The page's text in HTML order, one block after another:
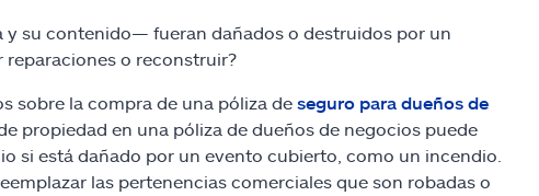
y su contenido— fueran dañados o destruidos por un
reparaciones o reconstruir?
sobre la compra de una póliza de seguro para dueños de
propiedad en una póliza de dueños de negocios puede
si está dañado por un evento cubierto, como un incendio.
las pertenencias comerciales que son robadas o